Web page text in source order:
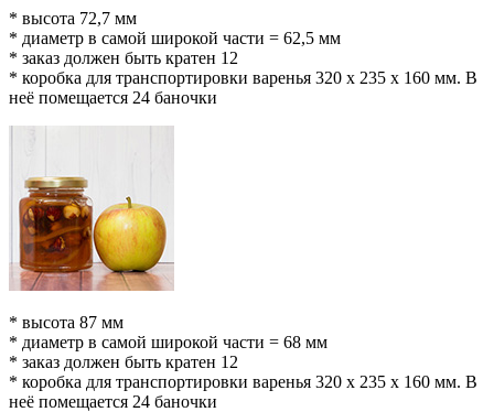
* высота 72,7 мм
* диаметр в самой широкой части = 62,5 мм
* заказ должен быть кратен 12
* коробка для транспортировки варенья 320 х 235 х 160 мм. В
неё помещается 24 баночки
* высота 87 мм
* диаметр в самой широкой части = 68 мм
* заказ должен быть кратен 12
* коробка для транспортировки варенья 320 х 235 х 160 мм. В
неё помещается 24 баночки